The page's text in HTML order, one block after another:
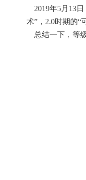
术”，2.0时期的“
总结一下，